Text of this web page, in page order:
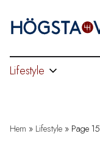
Lifestyle
Hem » Lifestyle » Page 15